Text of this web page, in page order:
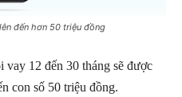
đến hơn 50 triệu đồng
vay 12 đến 30 tháng sẽ được
con số 50 triệu đồng.